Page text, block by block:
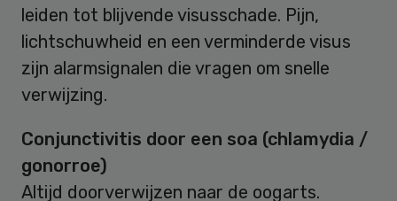
leiden tot blijvende visusschade. Pijn,
lichtschuwheid en een verminderde visus
zijn alarmsignalen die vragen om snelle
verwijzing.
Conjunctivitis door een soa (chlamydia /
gonorroe)
Altijd doorverwijzen naar de oogarts.